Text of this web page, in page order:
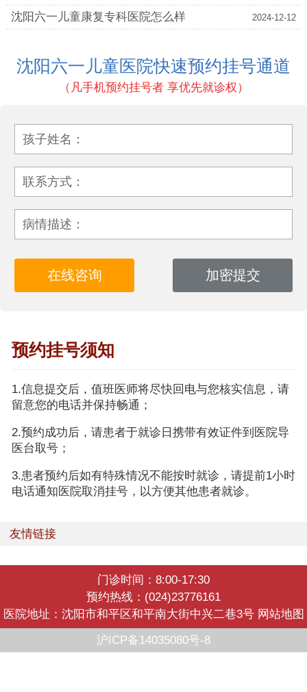
2024-12-12
沈阳六一儿童康复专科医院怎么样
沈阳六一儿童医院快速预约挂号通道
（凡手机预约挂号者 享优先就诊权）
孩子姓名：
联系方式：
病情描述：
预约挂号须知
1.信息提交后，值班医师将尽快回电与您核实信息，请
留意您的电话并保持畅通；
2.预约成功后，请患者于就诊日携带有效证件到医院导
医台取号；
3.患者预约后如有特殊情况不能按时就诊，请提前1小时
电话通知医院取消挂号，以方便其他患者就诊。
友情链接
门诊时间：8:00-17:30
预约热线：(024)23776161
医院地址：沈阳市和平区和平南大街中兴二巷3号 网站地图
沪ICP备14035080号-8